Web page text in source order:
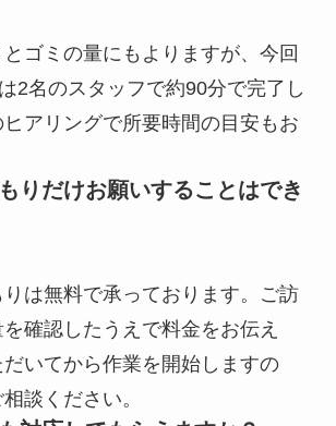
ゴミの量にもよりますが、今回
2名のスタッフで約90分で完了し
ヒアリングで所要時間の目安もお
りだけお願いすることはでき
は無料で承っております。ご訪
確認したうえで料金をお伝え
だいてから作業を開始しますの
談ください。